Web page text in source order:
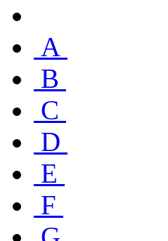
A
B
C
D
E
F